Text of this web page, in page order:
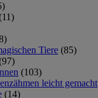
Tiere (85)
(103)
leicht gemacht
(14)